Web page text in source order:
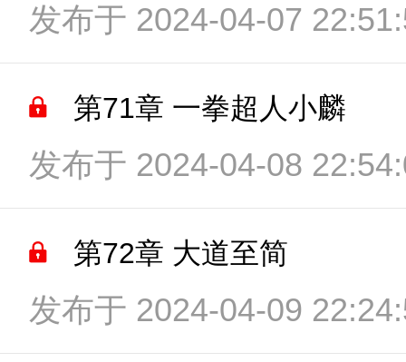
发布于 2024-04-07
第71章 一拳超人小麟
发布于 2024-04-08
第72章 大道至简
发布于 2024-04-09